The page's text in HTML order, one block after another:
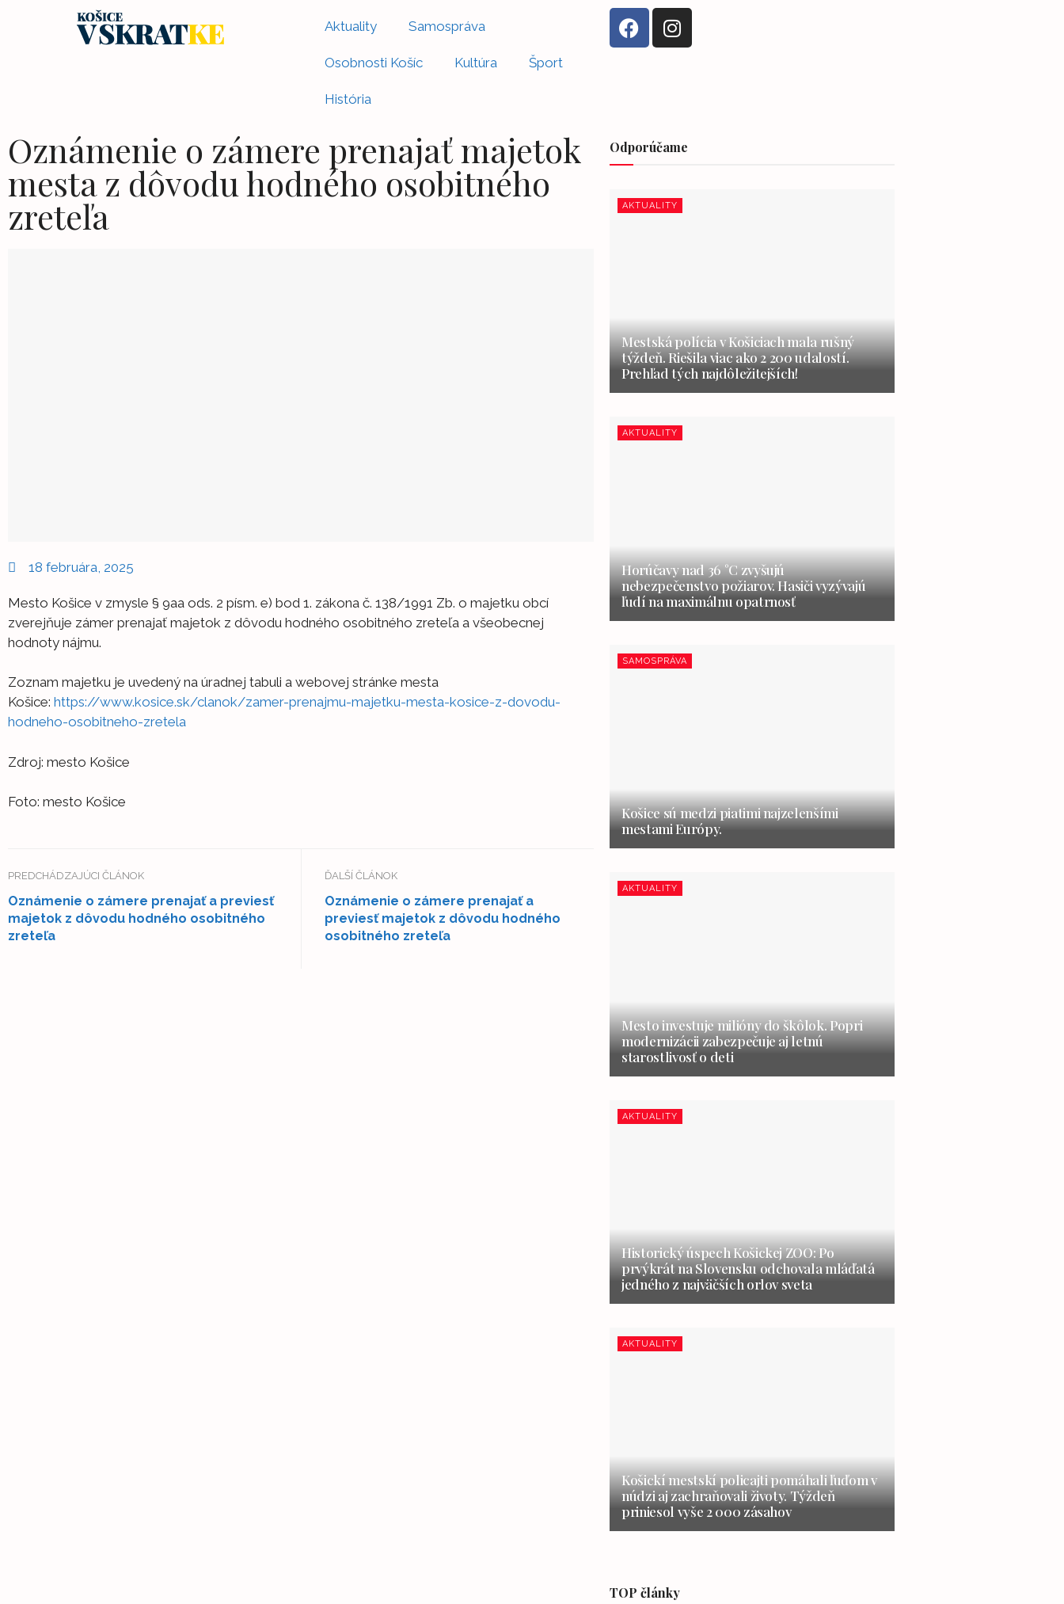
Aktuality Samospráva
Osobnosti Košíc Kultúra Šport
História
Oznámenie o zámere prenajať majetok
mesta z dôvodu hodného osobitného
zreteľa
18 februára, 2025
Mesto Košice v zmysle § 9aa ods. 2 písm. e) bod 1. zákona č. 138/1991 Zb. o majetku obcí
zverejňuje zámer prenajať majetok z dôvodu hodného osobitného zreteľa a všeobecnej
hodnoty nájmu.
Zoznam majetku je uvedený na úradnej tabuli a webovej stránke mesta
Košice: https://www.kosice.sk/clanok/zamer-prenajmu-majetku-mesta-kosice-z-dovodu-
hodneho-osobitneho-zretela
Zdroj: mesto Košice
Foto: mesto Košice
PREDCHÁDZAJÚCI ČLÁNOK
Oznámenie o zámere prenajať a previesť
majetok z dôvodu hodného osobitného
zreteľa
ĎALŠÍ ČLÁNOK
Oznámenie o zámere prenajať a
previesť majetok z dôvodu hodného
osobitného zreteľa
Odporúčame
AKTUALITY
Mestská polícia v Košiciach mala rušný
týždeň. Riešila viac ako 2 200 udalostí.
Prehľad tých najdôležitejších!
AKTUALITY
Horúčavy nad 36 °C zvyšujú
nebezpečenstvo požiarov. Hasiči vyzývajú
ľudí na maximálnu opatrnosť
SAMOSPRÁVA
Košice sú medzi piatimi najzelenšími
mestami Európy.
AKTUALITY
Mesto investuje milióny do škôlok. Popri
modernizácii zabezpečuje aj letnú
starostlivosť o deti
AKTUALITY
Historický úspech Košickej ZOO: Po
prvýkrát na Slovensku odchovala mláďatá
jedného z najväčších orlov sveta
AKTUALITY
Košickí mestskí policajti pomáhali ľuďom v
núdzi aj zachraňovali životy. Týždeň
priniesol vyše 2 000 zásahov
TOP články